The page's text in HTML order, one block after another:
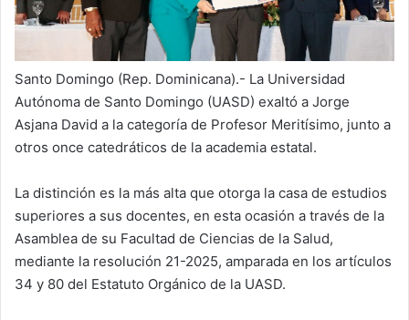
Santo Domingo (Rep. Dominicana).- La Universidad
Autónoma de Santo Domingo (UASD) exaltó a Jorge
Asjana David a la categoría de Profesor Meritísimo, junto a
otros once catedráticos de la academia estatal.
La distinción es la más alta que otorga la casa de estudios
superiores a sus docentes, en esta ocasión a través de la
Asamblea de su Facultad de Ciencias de la Salud,
mediante la resolución 21-2025, amparada en los artículos
34 y 80 del Estatuto Orgánico de la UASD.